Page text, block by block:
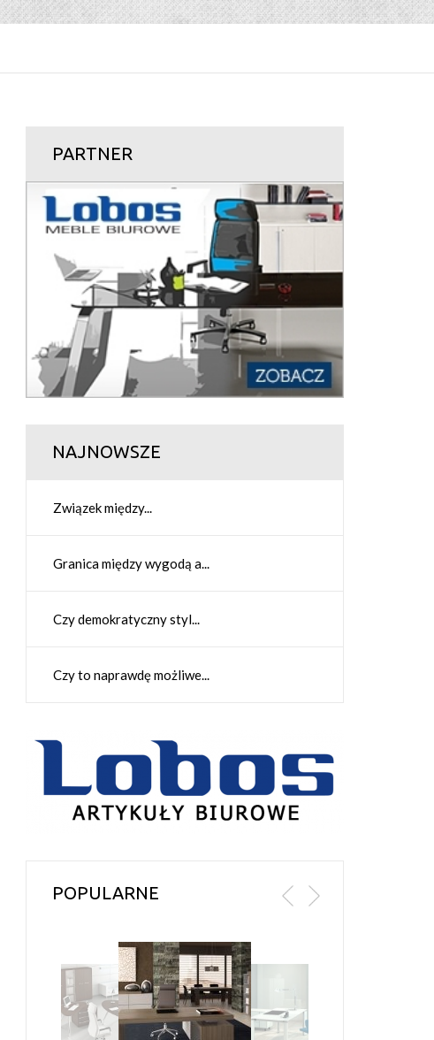
PARTNER
NAJNOWSZE
Związek między...
Granica między wygodą a...
Czy demokratyczny styl...
Czy to naprawdę możliwe...
POPULARNE